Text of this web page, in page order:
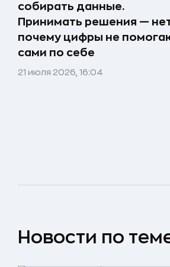
собирать данные.
Принимать решения —
почему цифры не
сами по себе
21 июля 2026, 16:04
Новости по